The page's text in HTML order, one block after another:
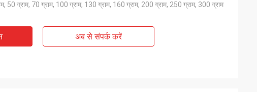
50 ग्राम, 70 ग्राम, 100 ग्राम, 130 ग्राम, 160 ग्राम, 200 ग्राम, 250 ग्राम, 300 ग्राम
अब से संपर्क करें